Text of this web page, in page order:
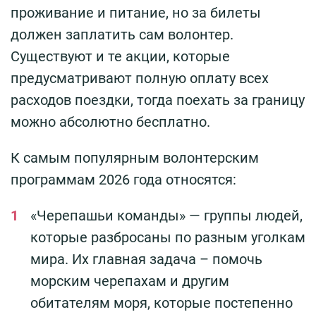
проживание и питание, но за билеты
должен заплатить сам волонтер.
Существуют и те акции, которые
предусматривают полную оплату всех
расходов поездки, тогда поехать за границу
можно абсолютно бесплатно.
К самым популярным волонтерским
программам 2026 года относятся:
«Черепашьи команды» — группы людей,
которые разбросаны по разным уголкам
мира. Их главная задача – помочь
морским черепахам и другим
обитателям моря, которые постепенно